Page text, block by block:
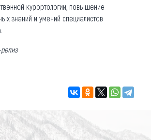
курортологии, повышение
знаний и умений специалистов